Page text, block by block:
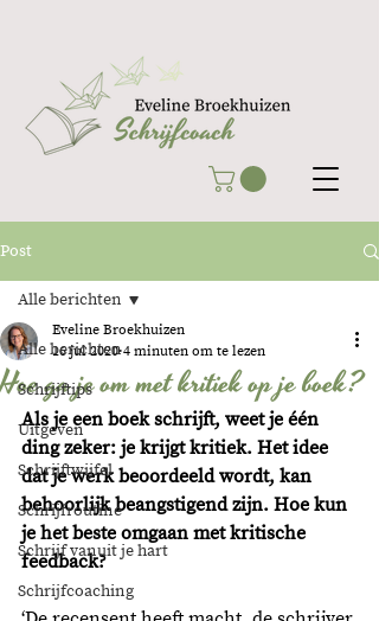
Post
Alle berichten
Schrijftips
Uitgeven
Schrijftwijfel
Schrijfroutine
Schrijf vanuit je hart
Schrijfcoaching
Alle berichten
Hoe ga je om met kritiek op je boek?
Eveline Broekhuizen
16 jul 2020 4 minuten om te lezen
Als je een boek schrijft, weet je één
ding zeker: je krijgt kritiek. Het idee
dat je werk beoordeeld wordt, kan
behoorlijk beangstigend zijn. Hoe kun
je het beste omgaan met kritische
feedback?